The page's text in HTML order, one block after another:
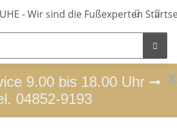
x
9.00 bis 18.00 Uhr ➞
04852-9193